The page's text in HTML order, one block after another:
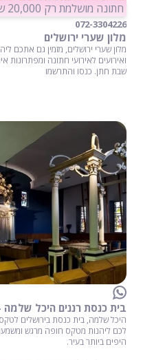
חתונה מושלמת רק 20,000 ש"ח עד 100 איש.
072-3304226
מלון שערי ירושלים
מלון שערי ירושלים, מזמין גם אתכם
ואירועים לאירועי חתונה ומפתרונות
שבת חתן. כנסו והתרשמו
בית כנסת רננים היכל שלמה
היכל שלמה, בית כנסת בירושלים
לכם ליהנות מטקס חופה מרגש
היפים ביותר בעיר.